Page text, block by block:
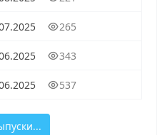
265
343
537